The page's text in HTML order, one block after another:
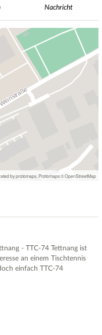
Nachricht
by protomaps Protomaps©OpenStreetMap
- TTC-74 Tettnang ist
an einem Tischtennis
einfach TTC-74